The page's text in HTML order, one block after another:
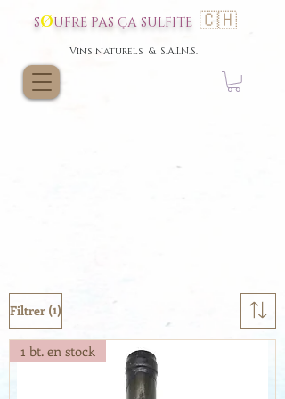
SØUFRE PAS ÇA SULFITE 🇨🇭
Vins naturels & S.A.I.N.S.
Filtrer (1)
1 bt. en stock